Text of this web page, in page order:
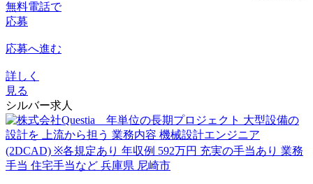
無料電話で
応募
応募へ進む
詳しく
見る
シルバー求人